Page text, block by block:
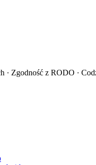
· Zgodność z RODO ·